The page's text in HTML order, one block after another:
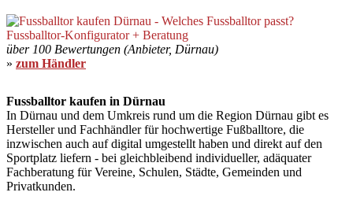
über 100 Bewertungen (Anbieter, Dürnau)
» zum Händler
Fussballtor kaufen in Dürnau
In Dürnau und dem Umkreis rund um die Region Dürnau gibt es
Hersteller und Fachhändler für hochwertige Fußballtore, die
inzwischen auch auf digital umgestellt haben und direkt auf den
Sportplatz liefern - bei gleichbleibend individueller, adäquater
Fachberatung für Vereine, Schulen, Städte, Gemeinden und
Privatkunden.